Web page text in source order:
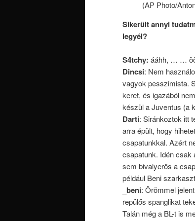
(AP Photo/
Sikerült annyi
legyél?
S4tchy: ááhh, … …
Dincsi: Nem
vagyok pesszimista.
keret, és igazából
készül a Juventus (a
Darti: Siránkoztok itt
arra épült, hogy
csapatunkkal. Azért
csapatunk. Idén csak
sem bivalyerős a
például Beni
_beni: Örömmel
repülős spanglikat
Talán még a BL-t is